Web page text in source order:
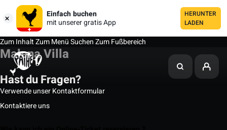
Einfach buchen
mit unserer gratis App
HERUNTER
LADEN
Zum InhaltZum MenüSuchenZum Fußbereich
Malena Villa
Hast du Fragen?
Verwende unser Kontaktformular
Kontaktiere uns